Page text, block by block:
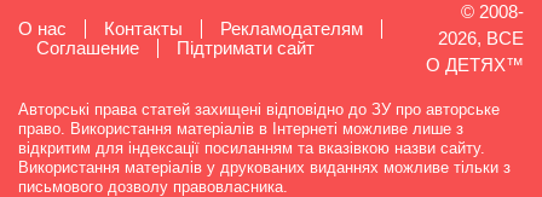
О нас Контакты
Рекламодателям
Cоглашение
Підтримати сайт
© 2008-
2026, ВСЕ
О ДЕТЯХ™
Авторські права статей захищені відповідно до ЗУ про авторське
право. Використання матеріалів в Інтернеті можливе лише з
відкритим для індексації посиланням та вказівкою назви сайту.
Використання матеріалів у друкованих виданнях можливе тільки з
письмового дозволу правовласника.